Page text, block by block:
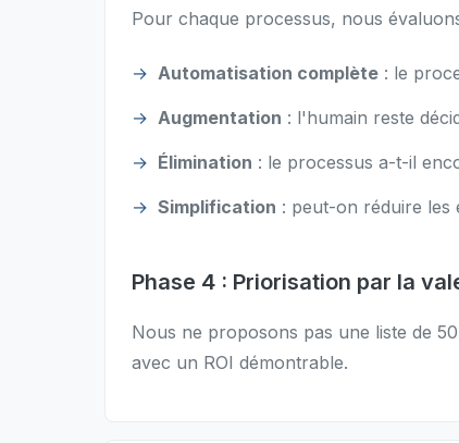
Pour chaque processus, nous
Automatisation complète : le
Augmentation : l'humain reste
Élimination : le processus a-t-il
Simplification : peut-on réduire les
Phase 4 : Priorisation par la
Nous ne proposons pas une liste de
avec un ROI démontrable.